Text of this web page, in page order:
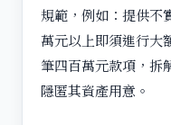
規範，例如：提供不
萬元以上即須進行大
筆四百萬元款項，拆
隱匿其資產用意。